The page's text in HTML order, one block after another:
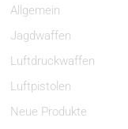
Allgemein
Jagdwaffen
Luftdruckwaffen
Luftpistolen
Neue Produkte